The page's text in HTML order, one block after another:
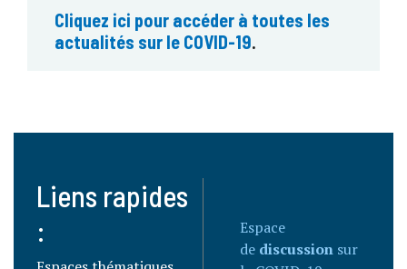
Cliquez ici pour accéder à toutes les
actualités sur le COVID-19.
Liens rapides
:
Espace
de discussion sur